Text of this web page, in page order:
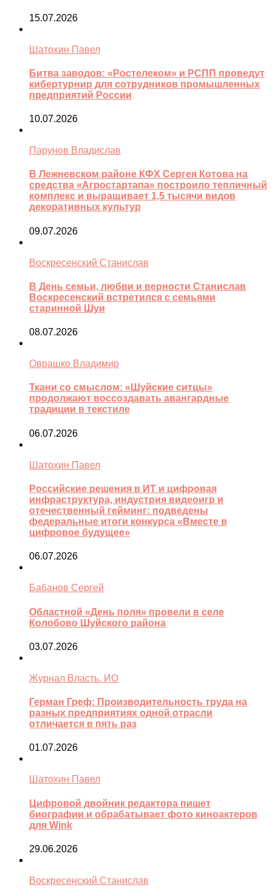
15.07.2026
Шатохин Павел
Битва заводов: «Ростелеком» и РСПП проведут
кибертурнир для сотрудников промышленных
предприятий России
10.07.2026
Парунов Владислав
В Лежневском районе КФХ Сергея Котова на
средства «Агростартапа» построило тепличный
комплекс и выращивает 1,5 тысячи видов
декоративных культур
09.07.2026
Воскресенский Станислав
В День семьи, любви и верности Станислав
Воскресенский встретился с семьями
старинной Шуи
08.07.2026
Оврашко Владимир
Ткани со смыслом: «Шуйские ситцы»
продолжают воссоздавать авангардные
традиции в текстиле
06.07.2026
Шатохин Павел
Российские решения в ИТ и цифровая
инфраструктура, индустрия видеоигр и
отечественный гейминг: подведены
федеральные итоги конкурса «Вместе в
цифровое будущее»
06.07.2026
Бабанов Сергей
Областной «День поля» провели в селе
Колобово Шуйского района
03.07.2026
Журнал Власть. ИО
Герман Греф: Производительность труда на
разных предприятиях одной отрасли
отличается в пять раз
01.07.2026
Шатохин Павел
Цифровой двойник редактора пишет
биографии и обрабатывает фото киноактеров
для Wink
29.06.2026
Воскресенский Станислав